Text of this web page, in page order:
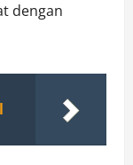
dengan